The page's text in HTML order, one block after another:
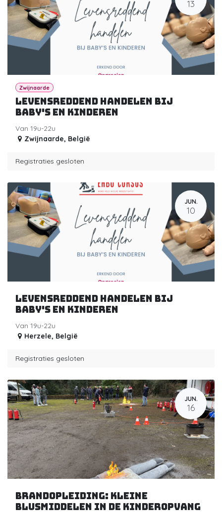
13
Zwijnaarde
Levensreddend handelen bij
baby's en kinderen
Van 19u-22u
Zwijnaarde, België
Registraties gesloten
JUN.
10
Levensreddend handelen bij
baby's en kinderen
Van 19u-22u
Herzele, België
Registraties gesloten
JUN.
16
Brandopleiding: Kleine
blusmiddelen in de kinderopvang